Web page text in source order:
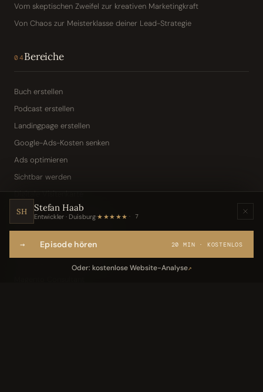
Vom skeptischen Zweifel zur kreativen Marketingkraft
Von Chaos zur Meisterklasse deiner Lead-Strategie
04Bereiche
Buch erstellen
Podcast erstellen
Landingpage erstellen
Google-Ads-Kosten senken
Ads optimieren
Sichtbar werden
Digitale Visitenkarte
KI-Assistent (Toni · Jarvis)
Webseite per Sprache
SH Stefan Haab
Entwickler · Duisburg·★★★★★ 7
→ Episode hören 20 MIN · KOSTENLOS
Oder: kostenlose Website-Analyse↗